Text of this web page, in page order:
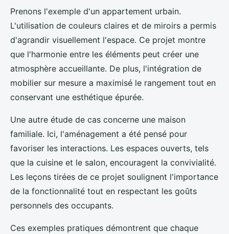
Prenons l'exemple d'un appartement urbain.
L'utilisation de couleurs claires et de miroirs a permis
d'agrandir visuellement l'espace. Ce projet montre
que l'harmonie entre les éléments peut créer une
atmosphère accueillante. De plus, l'intégration de
mobilier sur mesure a maximisé le rangement tout en
conservant une esthétique épurée.
Une autre étude de cas concerne une maison
familiale. Ici, l'aménagement a été pensé pour
favoriser les interactions. Les espaces ouverts, tels
que la cuisine et le salon, encouragent la convivialité.
Les leçons tirées de ce projet soulignent l'importance
de la fonctionnalité tout en respectant les goûts
personnels des occupants.
Ces exemples pratiques démontrent que chaque